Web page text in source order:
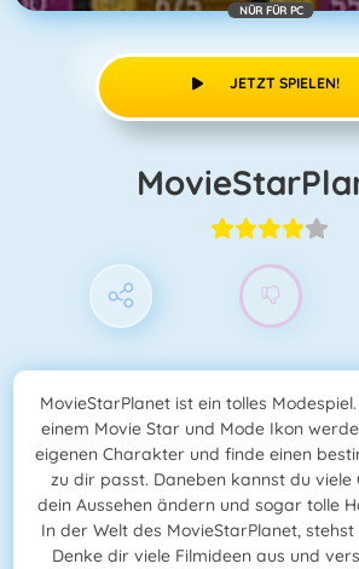
NÜR FÜR PC
JETZT SPIELEN!
MovieStarPlanet ist ein tolles
einem Movie Star und Mode Ikon
eigenen Charakter und finde einen
zu dir passt. Daneben kannst du viele
dein Aussehen ändern und sogar tolle
In der Welt des MovieStarPlanet,
Denke dir viele Filmideen aus und